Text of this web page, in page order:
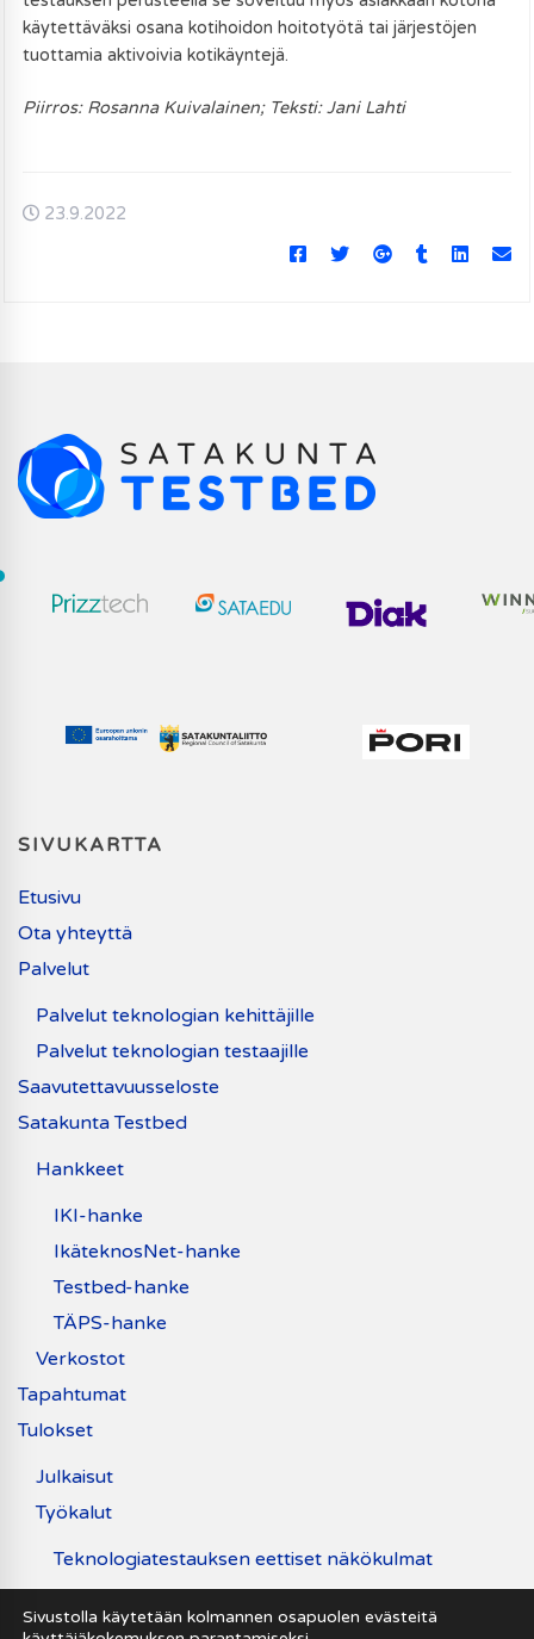
käytettäväksi osana kotihoidon hoitotyötä tai järjestöjen
tuottamia aktivoivia kotikäyntejä.
Piirros: Rosanna Kuivalainen; Teksti: Jani Lahti
23.9.2022
SIVUKARTTA
Etusivu
Ota yhteyttä
Palvelut
Palvelut teknologian kehittäjille
Palvelut teknologian testaajille
Saavutettavuusseloste
Satakunta Testbed
Hankkeet
IKI-hanke
IkäteknosNet-hanke
Testbed-hanke
TÄPS-hanke
Verkostot
Tapahtumat
Tulokset
Julkaisut
Työkalut
Teknologiatestauksen eettiset näkökulmat
Uutiset
Sivustolla käytetään kolmannen osapuolen evästeitä